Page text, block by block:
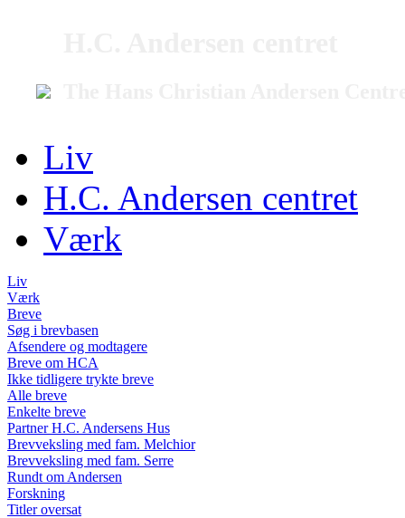
Liv
H.C. Andersen centret
Værk
Liv
Værk
Breve
Søg i brevbasen
Afsendere og modtagere
Breve om HCA
Ikke tidligere trykte breve
Alle breve
Enkelte breve
Partner H.C. Andersens Hus
Brevveksling med fam. Melchior
Brevveksling med fam. Serre
Rundt om Andersen
Forskning
Titler oversat